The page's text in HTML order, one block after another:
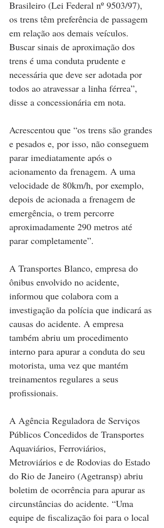
Brasileiro (Lei Federal nº 9503/97),
os trens têm preferência de passagem
em relação aos demais veículos.
Buscar sinais de aproximação dos
trens é uma conduta prudente e
necessária que deve ser adotada por
todos ao atravessar a linha férrea”,
disse a concessionária em nota.
Acrescentou que “os trens são grandes
e pesados e, por isso, não conseguem
parar imediatamente após o
acionamento da frenagem. A uma
velocidade de 80km/h, por exemplo,
depois de acionada a frenagem de
emergência, o trem percorre
aproximadamente 290 metros até
parar completamente”.
A Transportes Blanco, empresa do
ônibus envolvido no acidente,
informou que colabora com a
investigação da polícia que indicará as
causas do acidente. A empresa
também abriu um procedimento
interno para apurar a conduta do seu
motorista, uma vez que mantém
treinamentos regulares a seus
profissionais.
A Agência Reguladora de Serviços
Públicos Concedidos de Transportes
Aquaviários, Ferroviários,
Metroviários e de Rodovias do Estado
do Rio de Janeiro (Agetransp) abriu
boletim de ocorrência para apurar as
circunstâncias do acidente. “Uma
equipe de fiscalização foi para o local